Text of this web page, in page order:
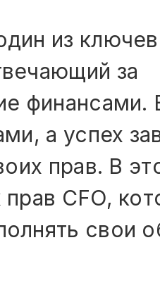
из
за
финансами.
а успех
прав. В
CFO,
свои